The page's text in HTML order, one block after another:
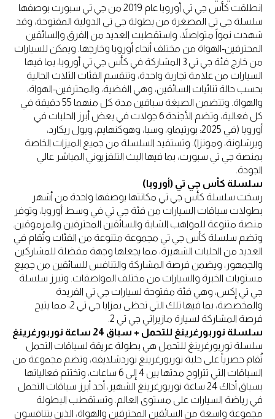
انطلقت كأس جي تي أوروبا عام 2019 من جي تي سبورت بوصفها
سلسلة جي تي المصغرة من بطولة جي تي الدولية المفتوحة، وقد
شهدت نمواً متواصلاً، واستقطبت العديد من الفرق والسائقين
المحترفين-الهواة من مختلف أنحاء أوروبا وخارجها. ويمكن للسيارات
من خارج فئة جي تي 3 المشاركة في كأس جي تي أوروبا، بما فيها
السيارات من علامة تجارية واحدة، وتنقسم الفئات الثلاث الحالية
بحسب حالة ثنائيات السائقين، وهي الفضية، والمحترفين-الهواة،
والهواة. وتتضمن الصيغة سباقين مدة كل منهما 55 دقيقة في
كل فعالية، وتضم الأجندة 6 جولات في بعض أبرز الحلبات في
أوروبا (في 2025: بورتيماو، وسبا، وهوكنهايم، وبول ريكارد،
وبرشلونة، ومونزا). وتستفيد السلسلة من جميع الميزات الخاصة
بمنصة جي تي سبورت، بما فيها البث التلفزيوني المباشر عالي
الجودة.
سلسلة كأس جي تي (أوروبا)
رسخت سلسلة كأس جي تي مكانتها بوصفها واحدة من أشهر
بطولات سباقات السيارات من فئة جي تي في وسط أوروبا، وتوفر
منصة متنوعة للمواهب الشابة والسائقين المحترفين والمرموقين.
وتضم سلسلة كأس جي تي مجموعة متنوعة من الفئات وتُقام في
العديد من الحلبات الشهيرة، مما يجعلها وجهة مفضلة للمشاركين
والجمهور، ويضمن فرصة المشاركة والتنافس للسائقين من جميع
مستويات الخبرة والسيارات من مختلف المواصفات. وتبرز سلسلة
جي تي إكس، وهي فئة مفتوحة لسيارات جي تي الفريدة
والمخصصة، بما فيها تلك التي تحظى بمزايا جي تي 2، مما يتيح
فرصة المشاركة لسيارة مازيراتي جي تي 2.
سلسلة نوربورغرينغ للتحمل + سباق 24 ساعة نوربورغرينغ
سلسلة نوربورغرينغ للتحمل هي بطولة عريقة لسباقات التحمل
تُقام حصرياً على حلبة نوربورغرينغ نوردشلايفه، وتضم مجموعة من
السباقات التي تتراوح مدتها بين 4 إلى 6 ساعات، وتختتم فعالياتها
بسباق أداك 24 ساعة نوربورغرينغ الشهير، أحد أبرز سباقات التحمل
في رياضة السيارات على مستوى العالم. وتستقطب البطولة
مجموعة واسعة من السائقين المحترفين والهواة، الذين يتنافسون